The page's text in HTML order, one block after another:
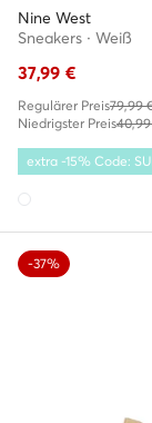
Nine West
Sneakers · Weiß
37,99 €
Regulärer Preis79,99
Niedrigster Preis
extra -15% Code:
-37%